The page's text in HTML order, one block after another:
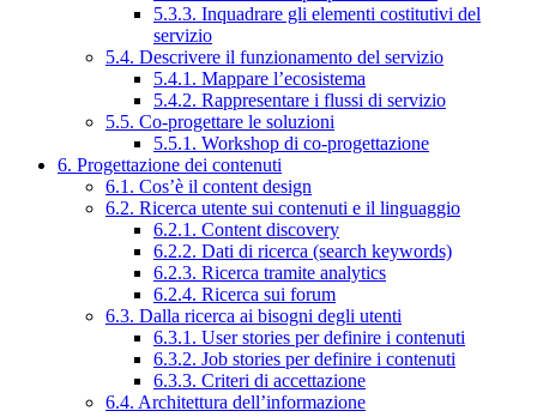
5.3.3. Inquadrare gli elementi costitutivi del
servizio
5.4. Descrivere il funzionamento del servizio
5.4.1. Mappare l’ecosistema
5.4.2. Rappresentare i flussi di servizio
5.5. Co-progettare le soluzioni
5.5.1. Workshop di co-progettazione
6. Progettazione dei contenuti
6.1. Cos’è il content design
6.2. Ricerca utente sui contenuti e il linguaggio
6.2.1. Content discovery
6.2.2. Dati di ricerca (search keywords)
6.2.3. Ricerca tramite analytics
6.2.4. Ricerca sui forum
6.3. Dalla ricerca ai bisogni degli utenti
6.3.1. User stories per definire i contenuti
6.3.2. Job stories per definire i contenuti
6.3.3. Criteri di accettazione
6.4. Architettura dell’informazione